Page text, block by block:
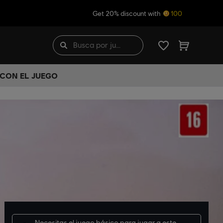
Get 20% discount with 100
EL JUEGO